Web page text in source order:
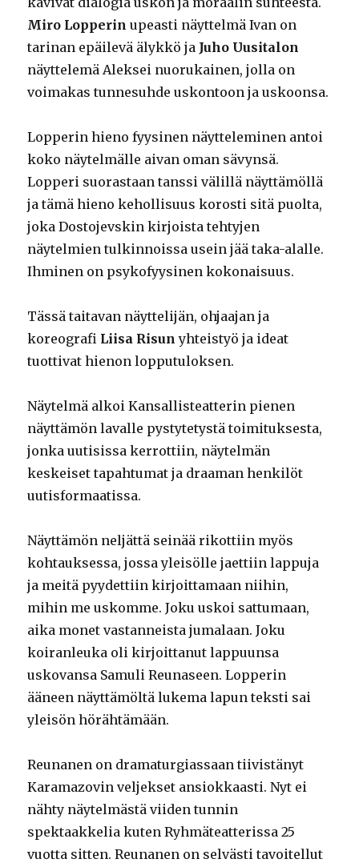
Miro Lopperin upeasti näyttelmä Ivan on
tarinan epäilevä älykkö ja Juho Uusitalon
näyttelemä Aleksei nuorukainen, jolla on
voimakas tunnesuhde uskontoon ja uskoonsa.
Lopperin hieno fyysinen näytteleminen antoi
koko näytelmälle aivan oman sävynsä.
Lopperi suorastaan tanssi välillä näyttämöllä
ja tämä hieno kehollisuus korosti sitä puolta,
joka Dostojevskin kirjoista tehtyjen
näytelmien tulkinnoissa usein jää taka-alalle.
Ihminen on psykofyysinen kokonaisuus.
Tässä taitavan näyttelijän, ohjaajan ja
koreografi Liisa Risun yhteistyö ja ideat
tuottivat hienon lopputuloksen.
Näytelmä alkoi Kansallisteatterin pienen
näyttämön lavalle pystytetystä toimituksesta,
jonka uutisissa kerrottiin, näytelmän
keskeiset tapahtumat ja draaman henkilöt
uutisformaatissa.
Näyttämön neljättä seinää rikottiin myös
kohtauksessa, jossa yleisölle jaettiin lappuja
ja meitä pyydettiin kirjoittamaan niihin,
mihin me uskomme. Joku uskoi sattumaan,
aika monet vastanneista jumalaan. Joku
koiranleuka oli kirjoittanut lappuunsa
uskovansa Samuli Reunaseen. Lopperin
ääneen näyttämöltä lukema lapun teksti sai
yleisön hörähtämään.
Reunanen on dramaturgiassaan tiivistänyt
Karamazovin veljekset ansiokkaasti. Nyt ei
nähty näytelmästä viiden tunnin
spektaakkelia kuten Ryhmäteatterissa 25
vuotta sitten. Reunanen on selvästi tavoitellut